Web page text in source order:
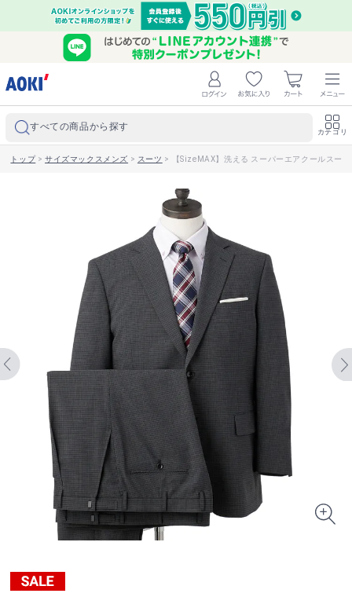
すべての商品から探す カテゴリ
トップ>サイズマックスメンズ > スーツ > 【SizeMAX】洗える スーパーエアクールスー